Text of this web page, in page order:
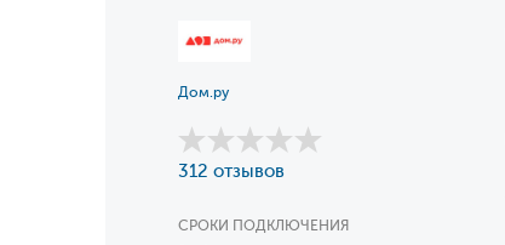
Дом.ру
312 отзывов
СРОКИ ПОДКЛЮЧЕНИЯ